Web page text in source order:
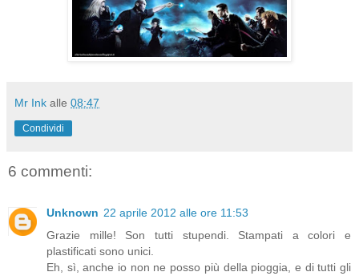
Mr Ink alle 08:47
Condividi
6 commenti:
Unknown 22 aprile 2012 alle ore 11:53
Grazie mille! Son tutti stupendi. Stampati a colori e
plastificati sono unici.
Eh, sì, anche io non ne posso più della pioggia, e di tutti gli